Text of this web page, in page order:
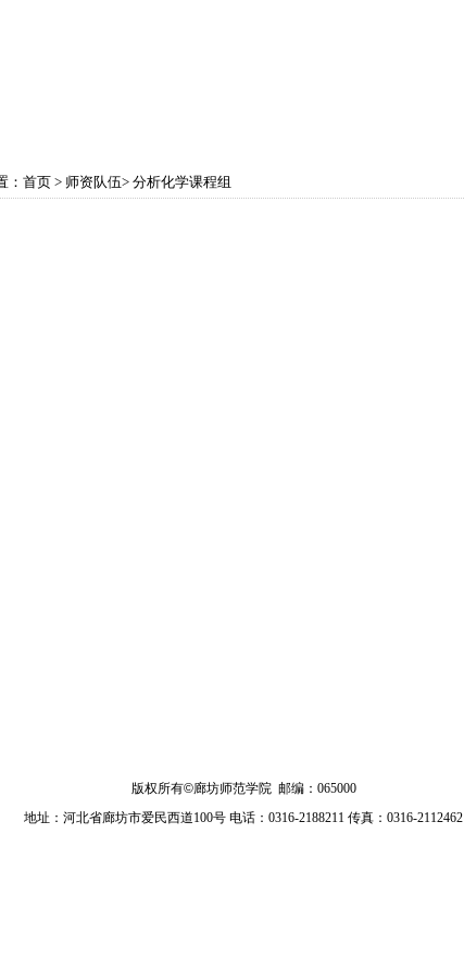
： 首页 > 师资队伍> 分析化学课程组
版权所有©廊坊师范学院 邮编：065000
地址：河北省廊坊市爱民西道100号 电话：0316-2188211 传真：0316-2112462